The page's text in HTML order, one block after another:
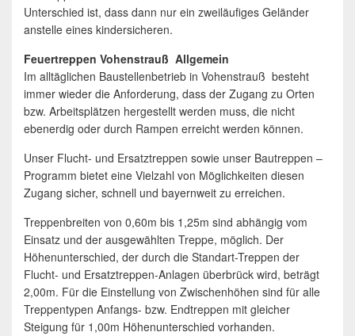
Unterschied ist, dass dann nur ein zweiläufiges Geländer
anstelle eines kindersicheren.
Feuertreppen Vohenstrauß Allgemein
Im alltäglichen Baustellenbetrieb in Vohenstrauß besteht
immer wieder die Anforderung, dass der Zugang zu Orten
bzw. Arbeitsplätzen hergestellt werden muss, die nicht
ebenerdig oder durch Rampen erreicht werden können.
Unser Flucht- und Ersatztreppen sowie unser Bautreppen –
Programm bietet eine Vielzahl von Möglichkeiten diesen
Zugang sicher, schnell und bayernweit zu erreichen.
Treppenbreiten von 0,60m bis 1,25m sind abhängig vom
Einsatz und der ausgewählten Treppe, möglich. Der
Höhenunterschied, der durch die Standart-Treppen der
Flucht- und Ersatztreppen-Anlagen überbrück wird, beträgt
2,00m. Für die Einstellung von Zwischenhöhen sind für alle
Treppentypen Anfangs- bzw. Endtreppen mit gleicher
Steigung für 1,00m Höhenunterschied vorhanden.